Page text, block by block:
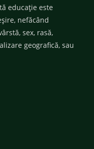
educație este
nefăcând
sex, rasă,
geografică, sau